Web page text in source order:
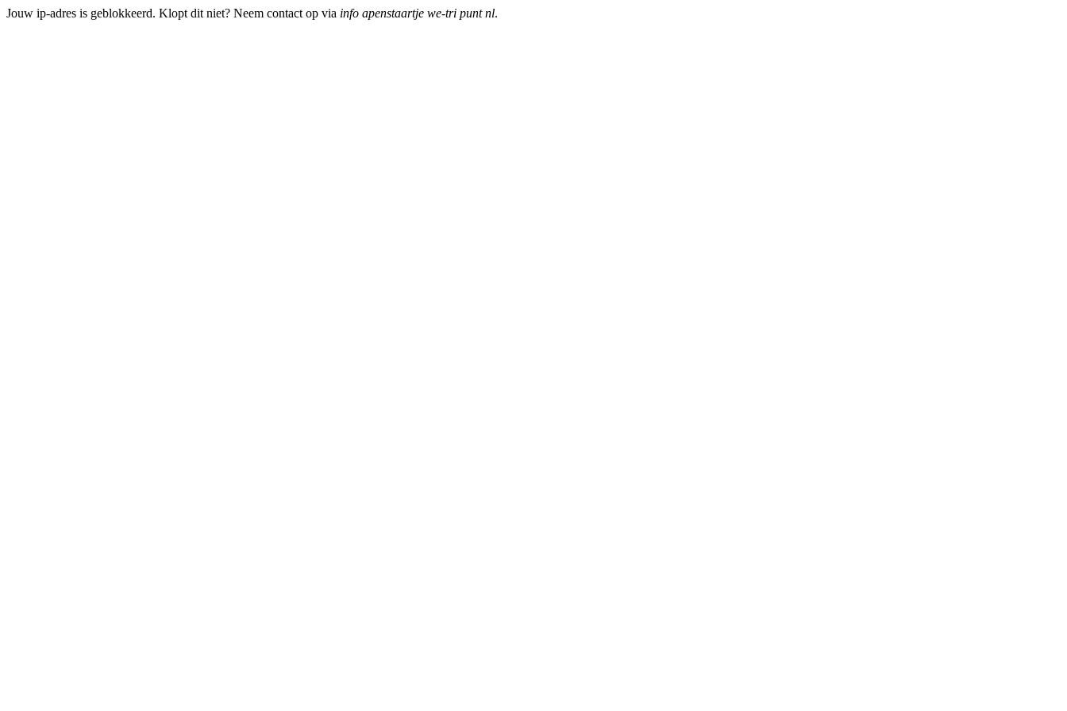
Jouw ip-adres is geblokkeerd. Klopt dit niet? Neem contact op via info apenstaartje we-tri punt nl.